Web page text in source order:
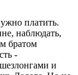
платить.
наблюдать,
братом
-
и